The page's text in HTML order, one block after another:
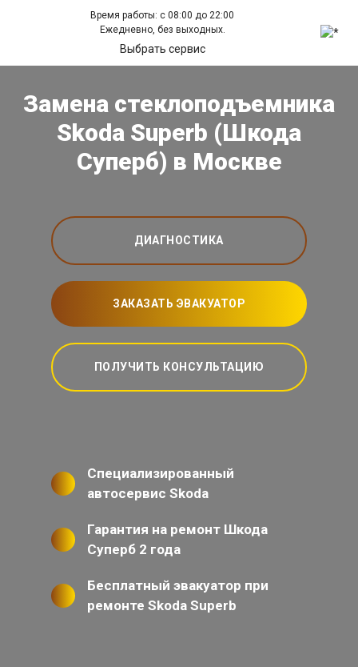
Время работы: с 08:00 до 22:00
Ежедневно, без выходных.
Выбрать сервис
Замена стеклоподъемника
Skoda Superb (Шкода
Суперб) в Москве
ДИАГНОСТИКА
ЗАКАЗАТЬ ЭВАКУАТОР
ПОЛУЧИТЬ КОНСУЛЬТАЦИЮ
Специализированный
автосервис Skoda
Гарантия на ремонт Шкода
Суперб 2 года
Бесплатный эвакуатор при
ремонте Skoda Superb